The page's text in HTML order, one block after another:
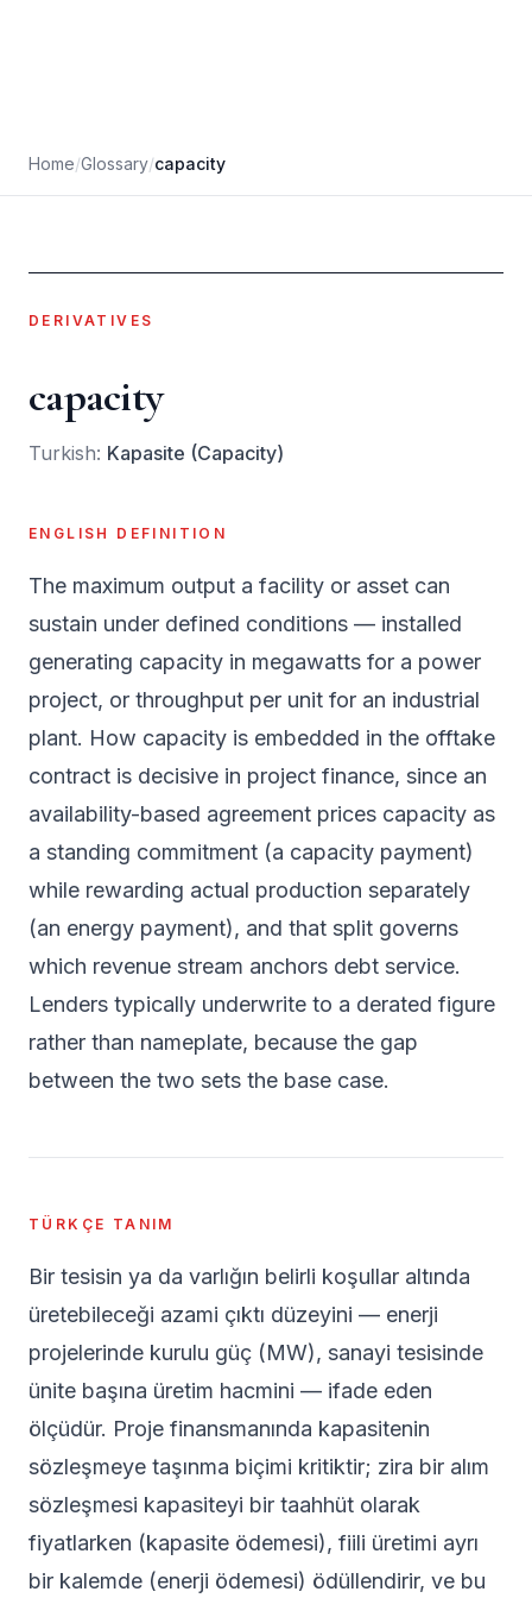
Home/Glossary/capacity
DERIVATIVES
capacity
Turkish: Kapasite (Capacity)
ENGLISH DEFINITION
The maximum output a facility or asset can
sustain under defined conditions — installed
generating capacity in megawatts for a power
project, or throughput per unit for an industrial
plant. How capacity is embedded in the offtake
contract is decisive in project finance, since an
availability-based agreement prices capacity as
a standing commitment (a capacity payment)
while rewarding actual production separately
(an energy payment), and that split governs
which revenue stream anchors debt service.
Lenders typically underwrite to a derated figure
rather than nameplate, because the gap
between the two sets the base case.
TÜRKÇE TANIM
Bir tesisin ya da varlığın belirli koşullar altında
üretebileceği azami çıktı düzeyini — enerji
projelerinde kurulu güç (MW), sanayi tesisinde
ünite başına üretim hacmini — ifade eden
ölçüdür. Proje finansmanında kapasitenin
sözleşmeye taşınma biçimi kritiktir; zira bir alım
sözleşmesi kapasiteyi bir taahhüt olarak
fiyatlarken (kapasite ödemesi), fiili üretimi ayrı
bir kalemde (enerji ödemesi) ödüllendirir, ve bu